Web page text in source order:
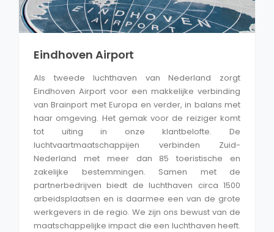
Eindhoven Airport
Als tweede luchthaven van Nederland zorgt
Eindhoven Airport voor een makkelijke verbinding
van Brainport met Europa en verder, in balans met
haar omgeving. Het gemak voor de reiziger komt
tot uiting in onze klantbelofte. De
luchtvaartmaatschappijen verbinden Zuid-
Nederland met meer dan 85 toeristische en
zakelijke bestemmingen. Samen met de
partnerbedrijven biedt de luchthaven circa 1500
arbeidsplaatsen en is daarmee een van de grote
werkgevers in de regio. We zijn ons bewust van de
maatschappelijke impact die een luchthaven heeft.